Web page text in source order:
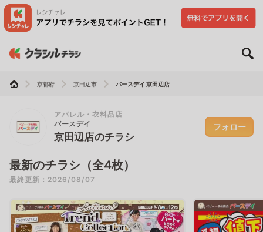
京都府 京田辺市 バースデイ 京田辺店
アパレル・衣料品店
バースデイ
京田辺店のチラシ
フォロー
最新のチラシ（全4枚）
最終更新：2026/08/07